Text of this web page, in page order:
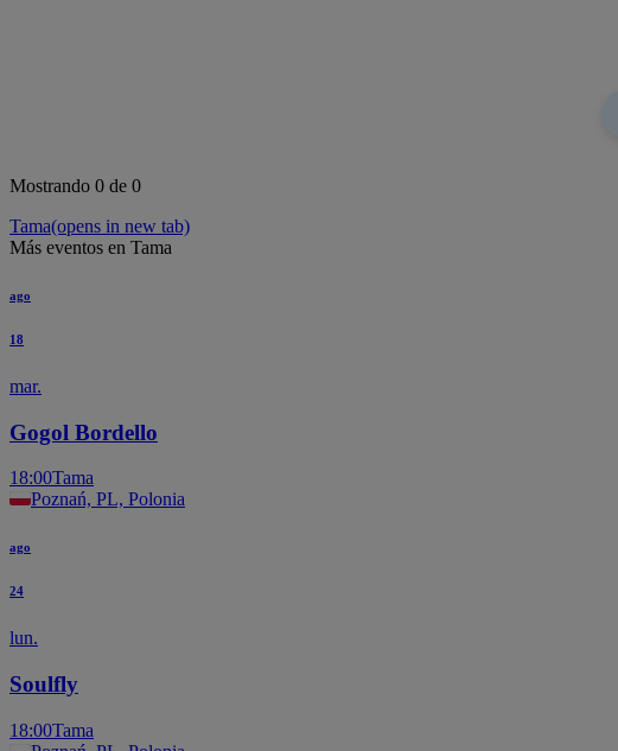
Mostrando 0 de 0
Tama(opens in new tab)
Más eventos en Tama
ago
18
mar.
Gogol Bordello
18:00Tama
Poznań, PL, Polonia
ago
24
lun.
Soulfly
18:00Tama